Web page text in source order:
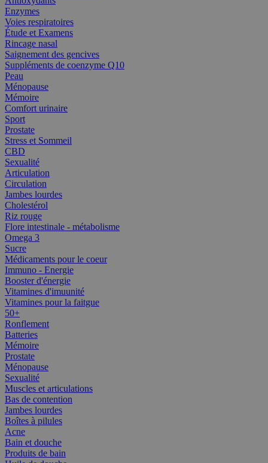
Enzymes
Voies respiratoires
Étude et Examens
Rincage nasal
Saignement des gencives
Suppléments de coenzyme Q10
Peau
Ménopause
Mémoire
Comfort urinaire
Sport
Prostate
Stress et Sommeil
CBD
Sexualité
Articulation
Circulation
Jambes lourdes
Cholestérol
Riz rouge
Flore intestinale - métabolisme
Omega 3
Sucre
Médicaments pour le coeur
Immuno - Energie
Booster d'énergie
Vitamines d'imuunité
Vitamines pour la faitgue
50+
Ronflement
Batteries
Mémoire
Prostate
Ménopause
Sexualité
Muscles et articulations
Bas de contention
Jambes lourdes
Boîtes à pilules
Acne
Bain et douche
Produits de bain